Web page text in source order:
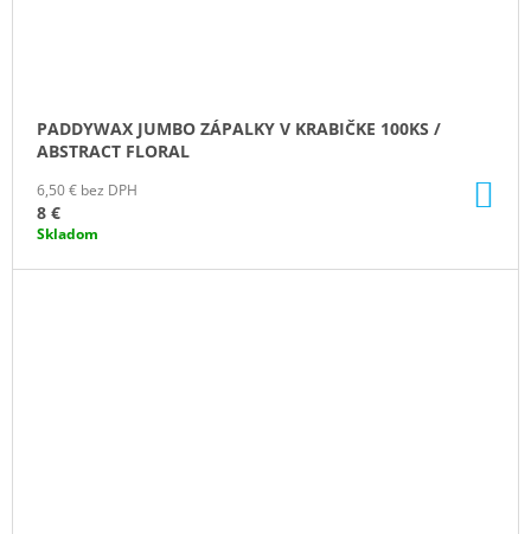
PADDYWAX JUMBO ZÁPALKY V KRABIČKE 100KS /
ABSTRACT FLORAL
6,50 € bez DPH
8 €
Skladom